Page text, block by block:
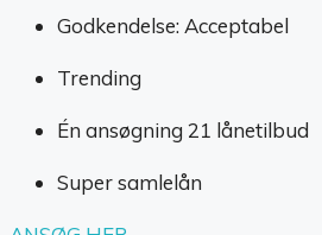
Godkendelse: Acceptabel
Trending
Én ansøgning 21 lånetilbud
Super samlelån